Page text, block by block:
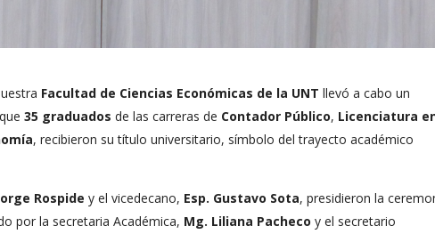
Facultad de Ciencias Económicas de la UNTllevó a cabo un
35 graduados de las carreras de Contador Público, Licenciatura
, recibieron su título universitario, símbolo del trayecto académico
Rospide y el vicedecano, Esp. Gustavo Sota, presidieron la
por la secretaria Académica, Mg. Liliana Pacheco y el secretario